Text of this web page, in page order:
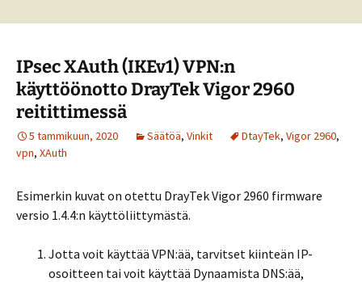
IPsec XAuth (IKEv1) VPN:n
käyttöönotto DrayTek Vigor 2960
reitittimessä
5 tammikuun, 2020 Säätöä, Vinkit DtayTek, Vigor 2960,
vpn, XAuth
Esimerkin kuvat on otettu DrayTek Vigor 2960 firmware
versio 1.4.4:n käyttöliittymästä.
Jotta voit käyttää VPN:ää, tarvitset kiinteän IP-
osoitteen tai voit käyttää Dynaamista DNS:ää,